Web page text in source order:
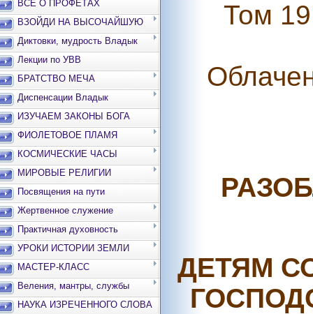
ВСЁ О ПРОФЕТАХ
ВЗОЙДИ НА ВЫСОЧАЙШУЮ
ВЕРШИНУ
Диктовки, мудрость Владык
Лекции по УВВ
БРАТСТВО МЕЧА
Диспенсации Владык
ИЗУЧАЕМ ЗАКОНЫ БОГА
ФИОЛЕТОВОЕ ПЛАМЯ
КОСМИЧЕСКИЕ ЧАСЫ
МИРОВЫЕ РЕЛИГИИ
Посвящения на пути
Жертвенное служение
Практичная духовность
УРОКИ ИСТОРИИ ЗЕМЛИ
МАСТЕР-КЛАСС
Веления, мантры, службы
НАУКА ИЗРЕЧЕННОГО СЛОВА
Том 19
ДЕТЯМ